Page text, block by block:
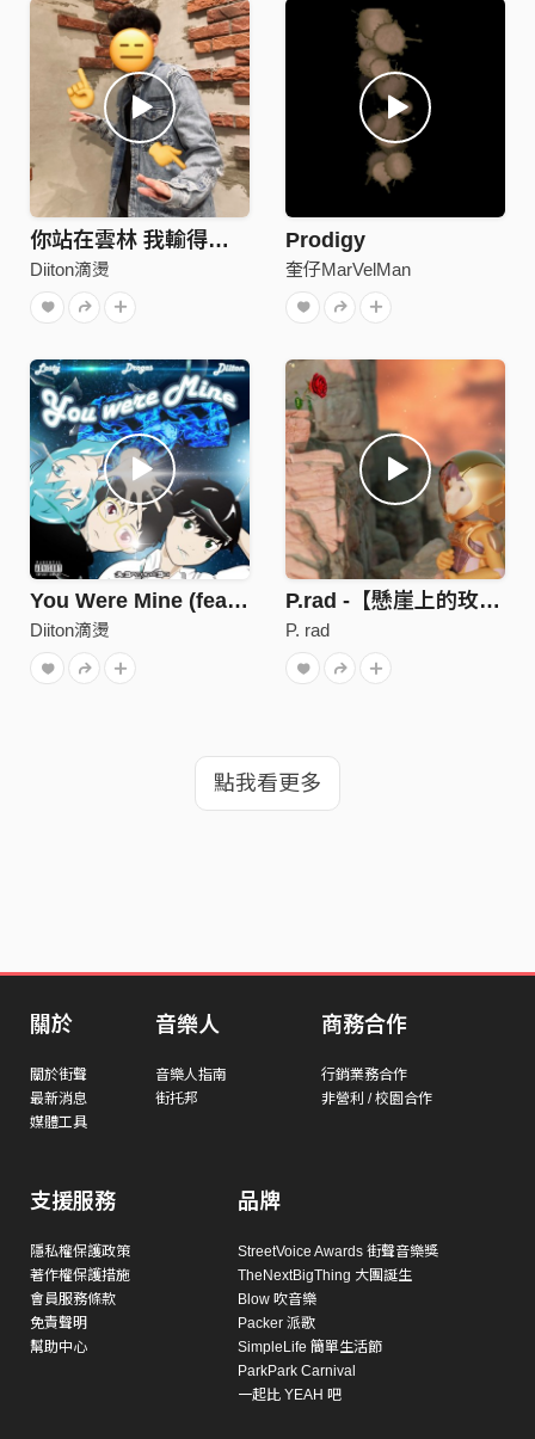
你站在雲林 我輸得徹底
Diiton滴燙
Prodigy
奎仔MarVelMan
You Were Mine (feat. Losty,Drogas)
Diiton滴燙
P.rad -【懸崖上的玫瑰】
P. rad
點我看更多
關於
關於街聲
最新消息
媒體工具
音樂人
音樂人指南
街托邦
商務合作
行銷業務合作
非營利 / 校園合作
支援服務
隱私權保護政策
著作權保護措施
會員服務條款
免責聲明
幫助中心
品牌
StreetVoice Awards 街聲音樂獎
TheNextBigThing 大團誕生
Blow 吹音樂
Packer 派歌
SimpleLife 簡單生活節
ParkPark Carnival
一起比 YEAH 吧